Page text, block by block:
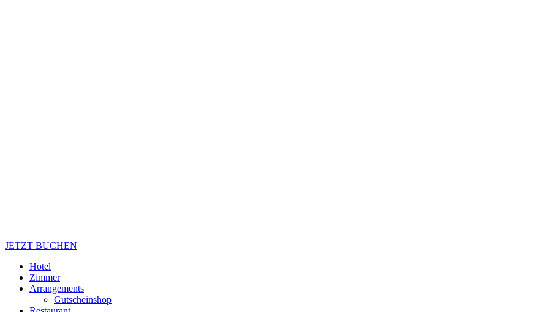
JETZT BUCHEN
Hotel
Zimmer
Arrangements
Gutscheinshop